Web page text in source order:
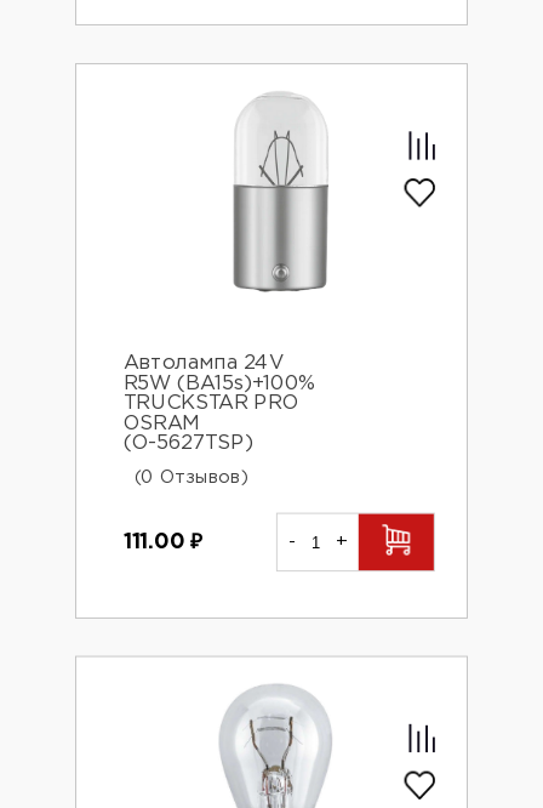
Автолампа 24V
R5W (BA15s)+100%
TRUCKSTAR PRO
OSRAM
(О-5627TSP)
(0 Отзывов)
111.00₽ - +